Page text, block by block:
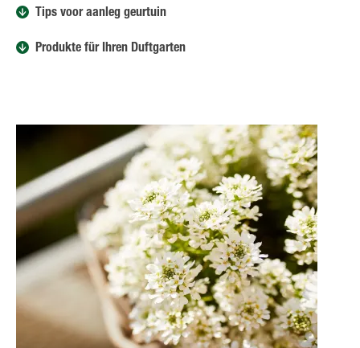
Tips voor aanleg geurtuin
Produkte für Ihren Duftgarten